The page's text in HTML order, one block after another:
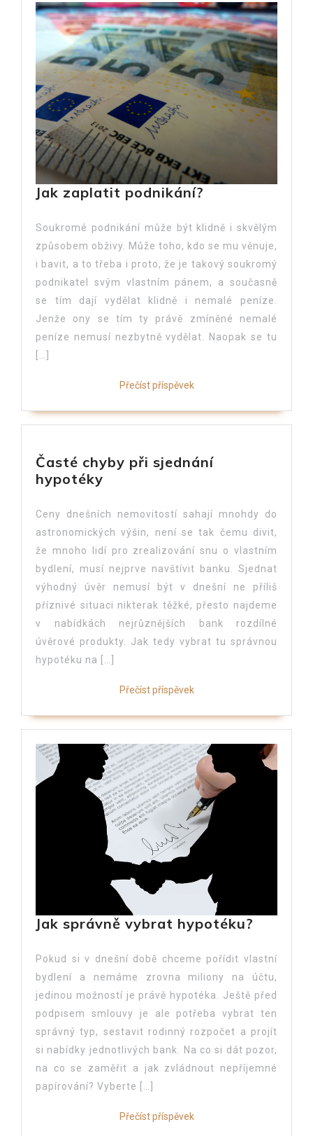
Jak zaplatit podnikání?
Soukromé podnikání může být klidně i skvělým
způsobem obživy. Může toho, kdo se mu věnuje,
i bavit, a to třeba i proto, že je takový soukromý
podnikatel svým vlastním pánem, a současně
se tím dají vydělat klidně i nemalé peníze.
Jenže ony se tím ty právě zmíněné nemalé
peníze nemusí nezbytně vydělat. Naopak se tu
Přečíst příspěvek
Časté chyby při sjednání
hypotéky
Ceny dnešních nemovitostí sahají mnohdy do
astronomických výšin, není se tak čemu divit,
že mnoho lidí pro zrealizování snu o vlastním
bydlení, musí nejprve navštívit banku. Sjednat
výhodný úvěr nemusí být v dnešní ne příliš
příznivé situaci nikterak těžké, přesto najdeme
v nabídkách nejrůznějších bank rozdílné
úvěrové produkty. Jak tedy vybrat tu správnou
hypotéku na […]
Přečíst příspěvek
Jak správně vybrat hypotéku?
Pokud si v dnešní době chceme pořídit vlastní
bydlení a nemáme zrovna miliony na účtu,
jedinou možností je právě hypotéka. Ještě před
podpisem smlouvy je ale potřeba vybrat ten
správný typ, sestavit rodinný rozpočet a projít
si nabídky jednotlivých bank. Na co si dát pozor,
na co se zaměřit a jak zvládnout nepříjemné
papírování? Vyberte […]
Přečíst příspěvek